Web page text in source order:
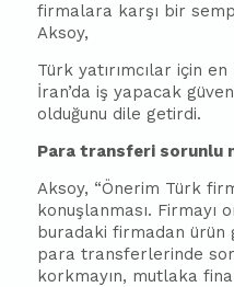
firmalara karşı bir
Aksoy,
Türk yatırımcılar için
İran’da iş yapacak
olduğunu dile getirdi.
Para transferi sorunlu
Aksoy, “Önerim Türk
konuşlanması. Firmayı
buradaki firmadan ürün
para transferlerinde
korkmayın, mutlaka